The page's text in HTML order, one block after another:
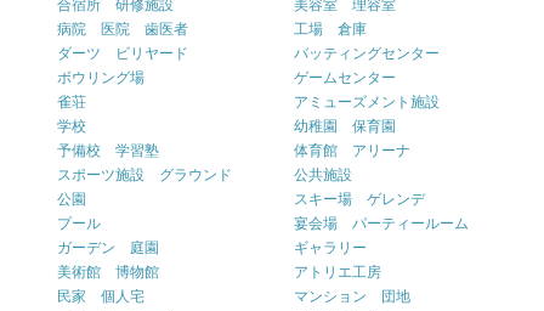
合宿所 研修施設
美容室 理容室
病院 医院 歯医者
工場 倉庫
ダーツ ビリヤード
バッティングセンター
ボウリング場
ゲームセンター
雀荘
アミューズメント施設
学校
幼稚園 保育園
予備校 学習塾
体育館 アリーナ
スポーツ施設 グラウンド
公共施設
公園
スキー場 ゲレンデ
プール
宴会場 パーティールーム
ガーデン 庭園
ギャラリー
美術館 博物館
アトリエ工房
民家 個人宅
マンション 団地